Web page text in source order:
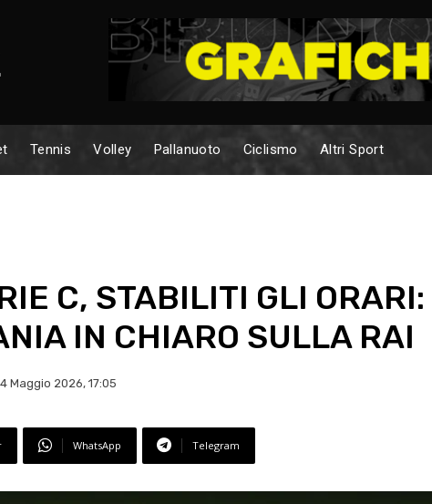
Tennis Volley Pallanuoto Ciclismo Altri Sport
C, STABILITI GLI ORARI:
IN CHIARO SULLA RAI
Maggio 2026, 17:05
WhatsApp Telegram